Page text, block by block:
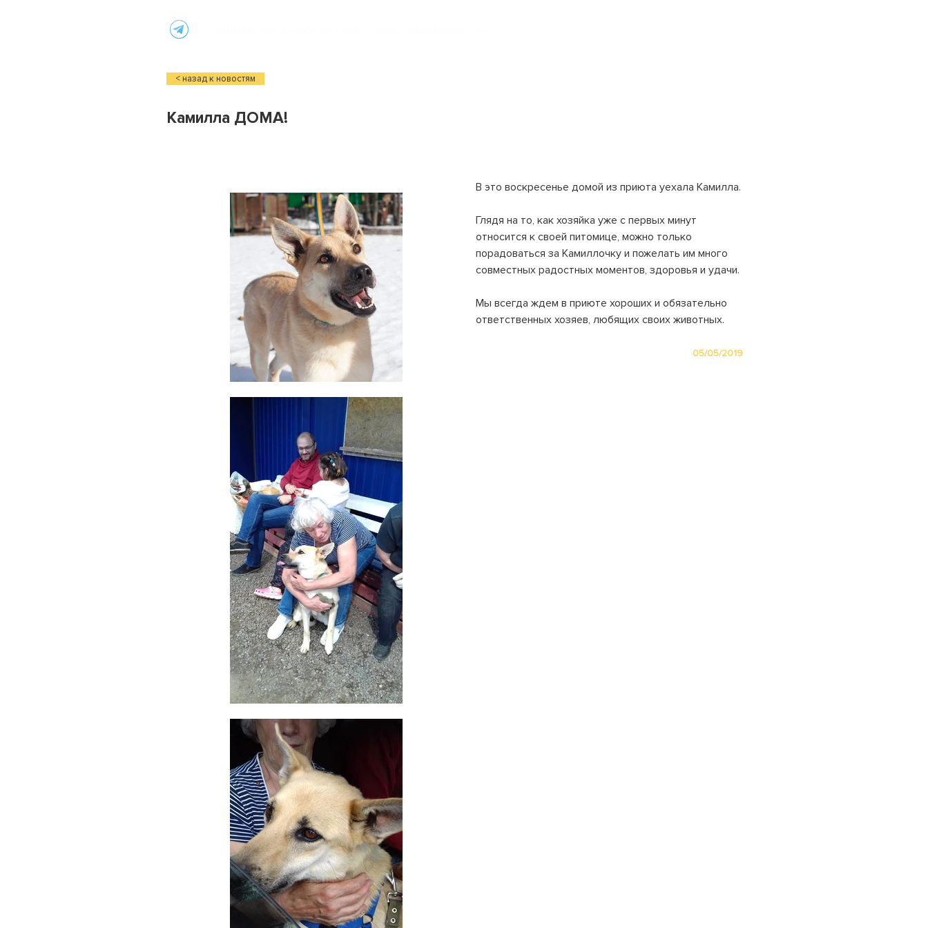
Камилла ДОМА!
В это воскресенье домой из приюта уехала Камилла.
Глядя на то, как хозяйка уже с первых минут
относится к своей питомице, можно только
порадоваться за Камиллочку и пожелать им много
совместных радостных моментов, здоровья и удачи.
Мы всегда ждем в приюте хороших и обязательно
ответственных хозяев, любящих своих животных.
05/05/2019
< назад к новостям